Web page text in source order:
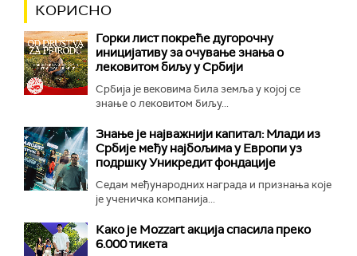
КОРИСНО
Горки лист покреће дугорочну
иницијативу за очување знања о
лековитом биљу у Србији
Србија је вековима била земља у којој се
знање о лековитом биљу...
Знање је најважнији капитал: Млади из
Србије међу најбољима у Европи уз
подршку Уникредит фондације
Седам међународних награда и признања које
је ученичка компанија...
Како је Mozzart акција спасила преко
6.000 тикета